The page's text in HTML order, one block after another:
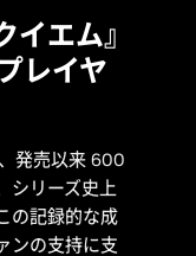
イエム』
レイヤ
発売以来 600
シリーズ史上
の記録的な成
ンの支持に支